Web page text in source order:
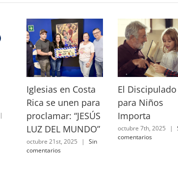
|
Iglesias en Costa
Rica se unen para
proclamar: “JESÚS
LUZ DEL MUNDO”
octubre 21st, 2025 |
Sin
comentarios
El Discipulado
para Niños
Importa
octubre 7th, 2025 |
comentarios